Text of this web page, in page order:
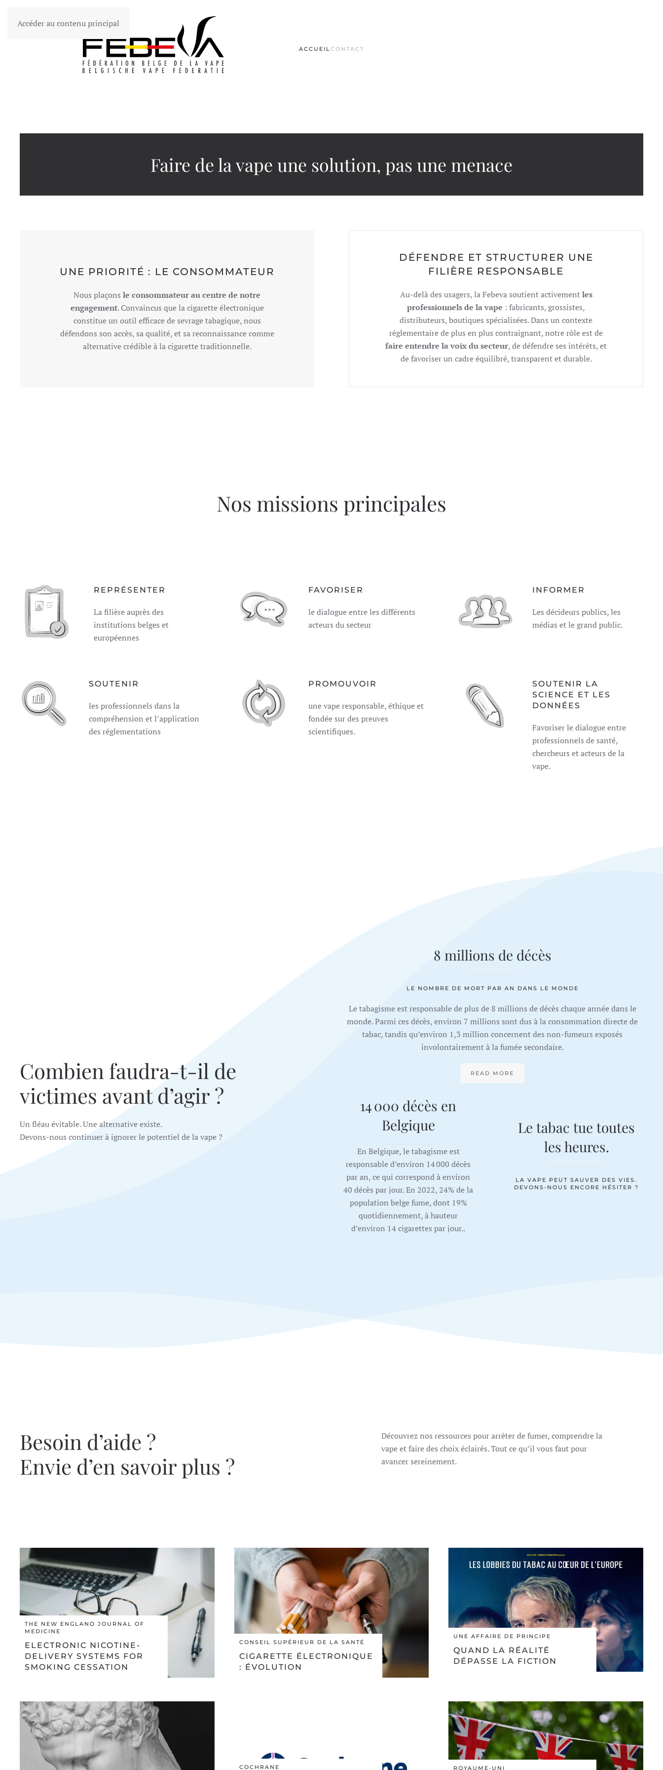
Accéder au contenu principal
ACCUEILCONTACT
Faire de la vape une solution, pas une menace
UNE PRIORITÉ : LE CONSOMMATEUR
Nous plaçons le consommateur au centre de notre
engagement. Convaincus que la cigarette électronique
constitue un outil efficace de sevrage tabagique, nous
défendons son accès, sa qualité, et sa reconnaissance comme
alternative crédible à la cigarette traditionnelle.
DÉFENDRE ET STRUCTURER UNE
FILIÈRE RESPONSABLE
Au-delà des usagers, la Febeva soutient activementles
professionnels de la vape : fabricants, grossistes,
distributeurs, boutiques spécialisées. Dans un contexte
réglementaire de plus en plus contraignant, notre rôle est de
faire entendre la voix du secteur, de défendre ses intérêts, et
de favoriser un cadre équilibré, transparent et durable.
Nos missions principales
REPRÉSENTER
La filière auprès des
institutions belges et
européennes
FAVORISER
le dialogue entre les différents
acteurs du secteur
INFORMER
Les décideurs publics, les
médias et le grand public.
SOUTENIR
les professionnels dans la
compréhension et l’application
des réglementations
PROMOUVOIR
une vape responsable, éthique et
fondée sur des preuves
scientifiques.
SOUTENIR LA
SCIENCE ET LES
DONNÉES
Favoriser le dialogue entre
professionnels de santé,
chercheurs et acteurs de la
vape.
Combien faudra-t-il de
victimes avant d’agir ?
Un fléau évitable. Une alternative existe.
Devons-nous continuer à ignorer le potentiel de la vape ?
8 millions de décès
LE NOMBRE DE MORT PAR AN DANS LE MONDE
Le tabagisme est responsable de plus de 8 millions de décès chaque année dans le
monde. Parmi ces décès, environ 7 millions sont dus à la consommation directe de
tabac, tandis qu’environ 1,3 million concernent des non-fumeurs exposés
involontairement à la fumée secondaire.
READ MORE
14 000 décès en
Belgique
En Belgique, le tabagisme est
responsable d’environ 14 000 décès
par an, ce qui correspond à environ
40 décès par jour. En 2022, 24% de la
population belge fume, dont 19%
quotidiennement, à hauteur
d’environ 14 cigarettes par jour..
Le tabac tue toutes
les heures.
LA VAPE PEUT SAUVER DES VIES.
DEVONS-NOUS ENCORE HÉSITER ?
Besoin d’aide ?
Envie d’en savoir plus ?
Découvrez nos ressources pour arrêter de fumer, comprendre la
vape et faire des choix éclairés. Tout ce qu’il vous faut pour
avancer sereinement.
THE NEW ENGLAND JOURNAL OF
MEDICINE
ELECTRONIC NICOTINE-
DELIVERY SYSTEMS FOR
SMOKING CESSATION
CONSEIL SUPÉRIEUR DE LA SANTÉ
CIGARETTE ÉLECTRONIQUE
: ÉVOLUTION
UNE AFFAIRE DE PRINCIPE
QUAND LA RÉALITÉ
DÉPASSE LA FICTION
COCHRANE ROYAUME-UNI